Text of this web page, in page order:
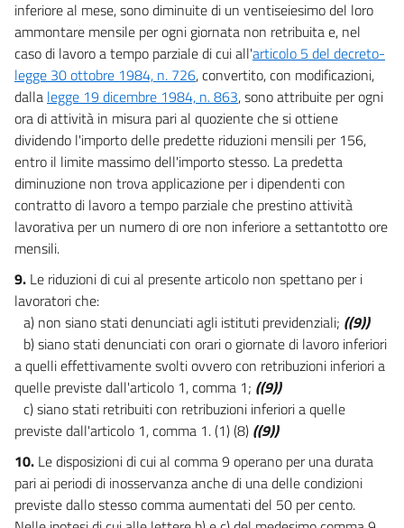
inferiore al mese, sono diminuite di un ventiseiesimo del loro
ammontare mensile per ogni giornata non retribuita e, nel
caso di lavoro a tempo parziale di cui all'articolo 5 del decreto-
legge 30 ottobre 1984, n. 726, convertito, con modificazioni,
dalla legge 19 dicembre 1984, n. 863, sono attribuite per ogni
ora di attività in misura pari al quoziente che si ottiene
dividendo l'importo delle predette riduzioni mensili per 156,
entro il limite massimo dell'importo stesso. La predetta
diminuzione non trova applicazione per i dipendenti con
contratto di lavoro a tempo parziale che prestino attività
lavorativa per un numero di ore non inferiore a settantotto ore
mensili.
9. Le riduzioni di cui al presente articolo non spettano per i
lavoratori che:
a) non siano stati denunciati agli istituti previdenziali; ((9))
b) siano stati denunciati con orari o giornate di lavoro inferiori
a quelli effettivamente svolti ovvero con retribuzioni inferiori a
quelle previste dall'articolo 1, comma 1; ((9))
c) siano stati retribuiti con retribuzioni inferiori a quelle
previste dall'articolo 1, comma 1. (1) (8) ((9))
10. Le disposizioni di cui al comma 9 operano per una durata
pari ai periodi di inosservanza anche di una delle condizioni
previste dallo stesso comma aumentati del 50 per cento.